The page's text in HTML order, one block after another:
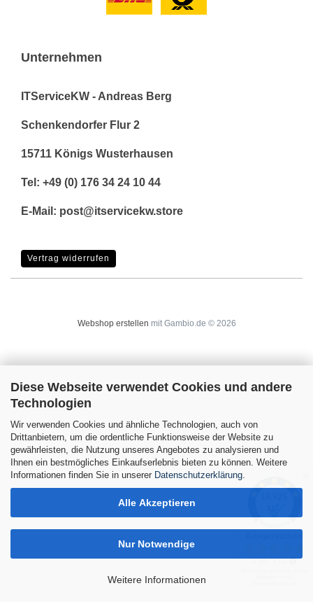
Diese Webseite verwendet Cookies und andere
Technologien
Wir verwenden Cookies und ähnliche Technologien, auch von
Drittanbietern, um die ordentliche Funktionsweise der Website zu
gewährleisten, die Nutzung unseres Angebotes zu analysieren und
Ihnen ein bestmögliches Einkaufserlebnis bieten zu können. Weitere
Informationen finden Sie in unserer Datenschutzerklärung
Alle Akzeptieren
Nur Notwendige
Weitere Informationen
Unternehmen
ITServiceKW - Andreas Berg
Schenkendorfer Flur 2
15711 Königs Wusterhausen
Tel: +49 (0) 176 34 24 10 44
E-Mail: post@itservicekw.store
Vertrag widerrufen
Webshop erstellen mit Gambio.de © 2026